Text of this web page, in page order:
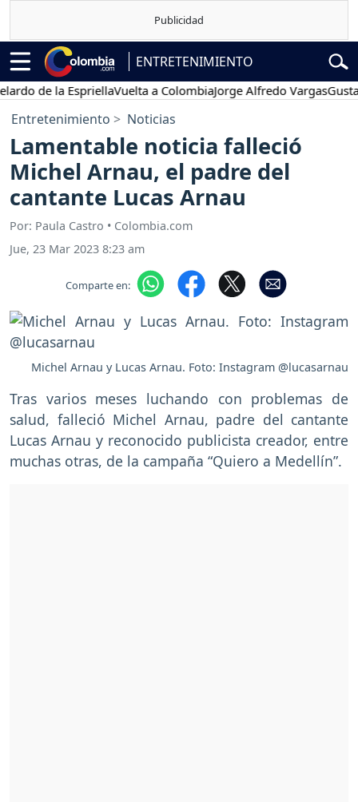
ENTRETENIMIENTO
de la EspriellaVuelta a ColombiaJorge Alfredo VargasGustavo
Entretenimiento Noticias
Lamentable noticia falleció
Michel Arnau, el padre del
cantante Lucas Arnau
Por: Paula Castro • Colombia.com
Jue, 23 Mar 2023 8:23 am
Comparte en:
Michel Arnau y Lucas Arnau. Foto: Instagram @lucasarnau
Tras varios meses luchando con problemas de
salud, falleció Michel Arnau, padre del cantante
Lucas Arnau y reconocido publicista creador, entre
muchas otras, de la campaña “Quiero a Medellín”.